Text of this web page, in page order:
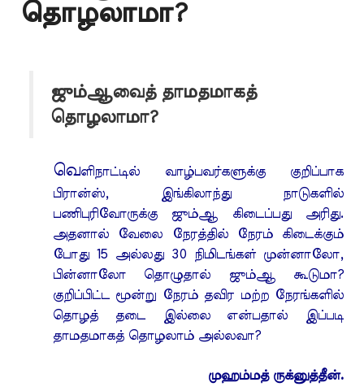
தொழலாமா?
ஜும்ஆவைத் தாமதமாகத்
தொழலாமா?
வெளிநாட்டில் வாழ்பவர்களுக்கு குறிப்பாக
பிரான்ஸ், இங்கிலாந்து நாடுகளில்
பணிபுரிவோருக்கு ஜும்ஆ கிடைப்பது அரிது.
அதனால் வேலை நேரத்தில் நேரம் கிடைக்கும்
போது 15 அல்லது 30 நிமிடங்கள் முன்னாலோ,
பின்னாலோ தொழுதால் ஜும்ஆ கூடுமா?
குறிப்பிட்ட மூன்று நேரம் தவிர மற்ற நேரங்களில்
தொழத் தடை இல்லை என்பதால் இப்படி
தாமதமாகத் தொழலாம் அல்லவா?
முஹம்மத் ருக்னுத்தீன்.